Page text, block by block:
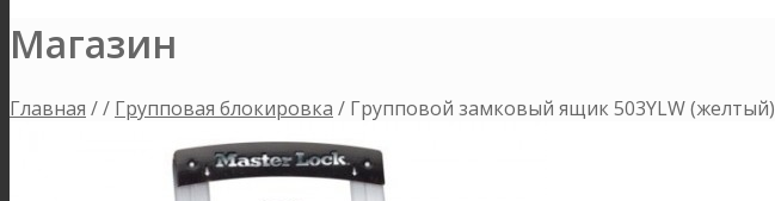
Магазин
Главная // Групповая блокировка / Групповой замковый ящик 503YLW (желтый)